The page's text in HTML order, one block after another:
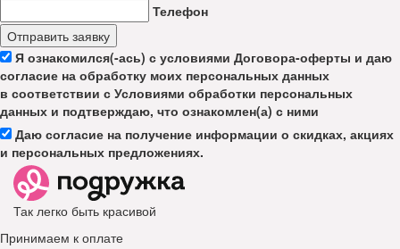
Телефон
Отправить заявку
Я ознакомился(-ась) с условиями Договора-оферты и даю
согласие на обработку моих персональных данных
в соответствии с Условиями обработки персональных
данных и подтверждаю, что ознакомлен(а) с ними
Даю согласие на получение информации о скидках, акциях
и персональных предложениях.
Так легко быть красивой
Принимаем к оплате